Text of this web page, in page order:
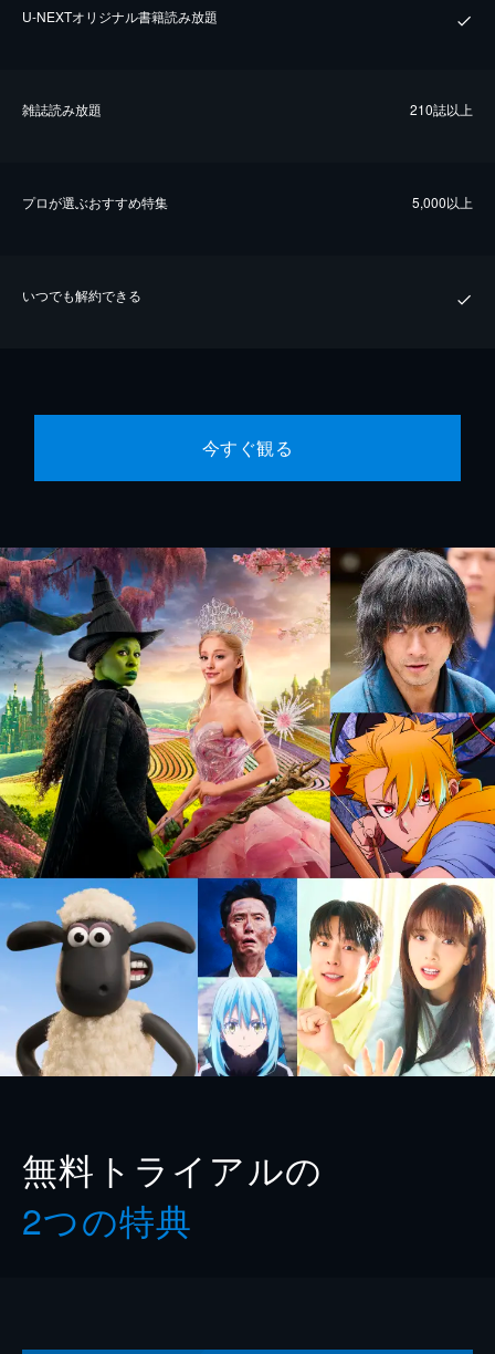
U-NEXTオリジナル書籍読み放題
雑誌読み放題 210誌以上
プロが選ぶおすすめ特集 5,000以上
いつでも解約できる
今すぐ観る
無料トライアルの
2つの特典